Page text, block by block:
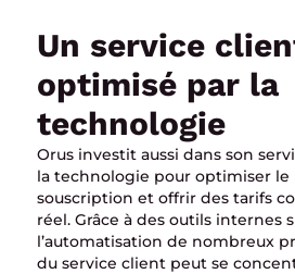
Un service
optimisé par la
technologie
Orus investit aussi dans son
la technologie pour optimiser le
souscription et offrir des tarifs
réel. Grâce à des outils internes
l’automatisation de nombreux
du service client peut se